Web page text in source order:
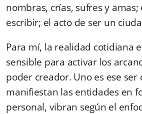
nombras, crías, sufres y amas;
escribir; el acto de ser un
Para mí, la realidad cotidiana
sensible para activar los
poder creador. Uno es ese ser
manifiestan las entidades en
personal, vibran según el